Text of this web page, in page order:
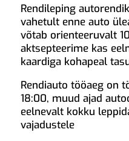
Rendileping
vahetult enne auto
võtab orienteeruvalt
aktsepteerime kas
kaardiga kohapeal
Rendiauto tööaeg on
18:00, muud ajad
eelnevalt kokku
vajadustele